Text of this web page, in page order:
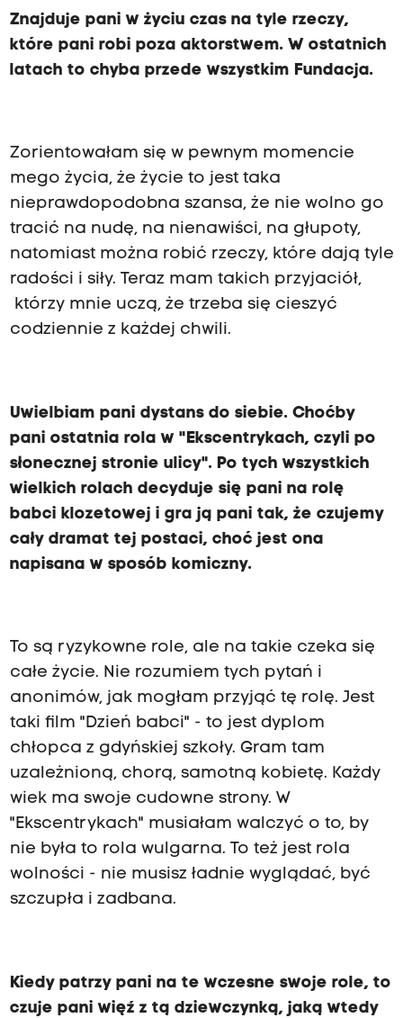
Znajduje pani w życiu czas na tyle rzeczy,
które pani robi poza aktorstwem. W ostatnich
latach to chyba przede wszystkim Fundacja.
Zorientowałam się w pewnym momencie
mego życia, że życie to jest taka
nieprawdopodobna szansa, że nie wolno go
tracić na nudę, na nienawiści, na głupoty,
natomiast można robić rzeczy, które dają tyle
radości i siły. Teraz mam takich przyjaciół,
którzy mnie uczą, że trzeba się cieszyć
codziennie z każdej chwili.
Uwielbiam pani dystans do siebie. Choćby
pani ostatnia rola w "Ekscentrykach, czyli po
słonecznej stronie ulicy". Po tych wszystkich
wielkich rolach decyduje się pani na rolę
babci klozetowej i gra ją pani tak, że czujemy
cały dramat tej postaci, choć jest ona
napisana w sposób komiczny.
To są ryzykowne role, ale na takie czeka się
całe życie. Nie rozumiem tych pytań i
anonimów, jak mogłam przyjąć tę rolę. Jest
taki film "Dzień babci" - to jest dyplom
chłopca z gdyńskiej szkoły. Gram tam
uzależnioną, chorą, samotną kobietę. Każdy
wiek ma swoje cudowne strony. W
"Ekscentrykach" musiałam walczyć o to, by
nie była to rola wulgarna. To też jest rola
wolności - nie musisz ładnie wyglądać, być
szczupła i zadbana.
Kiedy patrzy pani na te wczesne swoje role, to
czuje pani więź z tą dziewczynką, jaką wtedy